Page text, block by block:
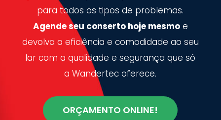
para todos os tipos de problemas.
Agende seu conserto hoje mesmoe
devolva a eficiência e comodidade ao seu
lar com a qualidade e segurança que só
a Wandertec oferece.
ORÇAMENTO ONLINE!